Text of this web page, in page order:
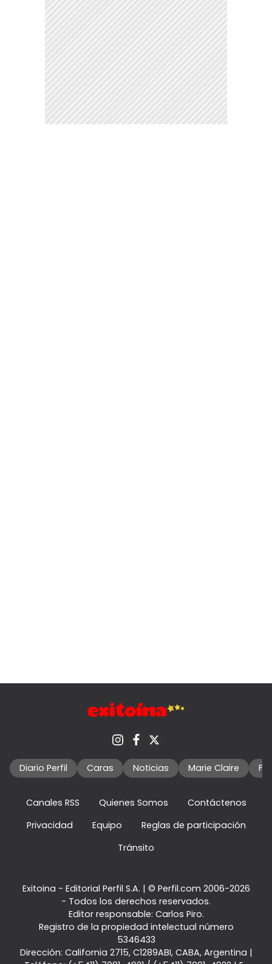
Diario Perfil Caras Noticias Marie Claire
Canales RSS Quienes Somos
Contáctenos
Privacidad
Equipo
Reglas de participación
Tránsito
Exitoina - Editorial Perfil S.A. | © Perfil.com 2006-2026
- Todos los derechos reservados.
Editor responsable: Carlos Piro.
Registro de la propiedad intelectual número
5346433
Dirección: California 2715, C1289ABI, CABA, Argentina |